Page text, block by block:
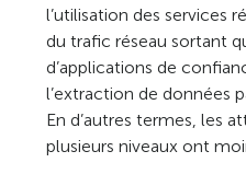
l’utilisation des services
du trafic réseau sortant
d’applications de
l’extraction de données
En d’autres termes, les
plusieurs niveaux ont